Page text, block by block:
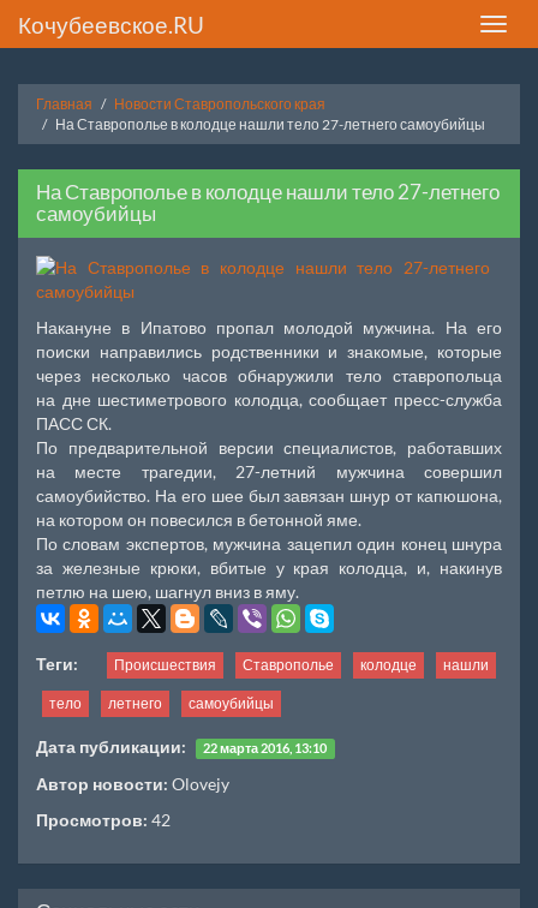
Toggle
Кочубеевское.RU
Главная
Новости Ставропольского края
На Ставрополье в колодце нашли тело 27-летнего самоубийцы
На Ставрополье в колодце нашли тело 27-летнего
самоубийцы
Накануне в Ипатово пропал молодой мужчина. На его
поиски направились родственники и знакомые, которые
через несколько часов обнаружили тело ставропольца
на дне шестиметрового колодца, сообщает пресс-служба
ПАСС СК.
По предварительной версии специалистов, работавших
на месте трагедии, 27-летний мужчина совершил
самоубийство. На его шее был завязан шнур от капюшона,
на котором он повесился в бетонной яме.
По словам экспертов, мужчина зацепил один конец шнура
за железные крюки, вбитые у края колодца, и, накинув
петлю на шею, шагнул вниз в яму.
Теги: Происшествия Ставрополье колодце нашли
тело летнего самоубийцы
Дата публикации: 22 марта 2016, 13:10
Автор новости: Olovejy
Просмотров: 42